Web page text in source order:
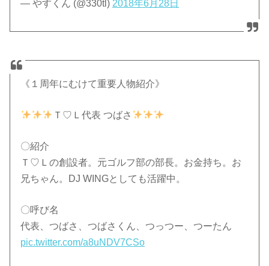
— やすくん (@330tl) 2018年6月28日
《１周年にむけて重要人物紹介》
Ｔ♡Ｌ代表 つばさ
〇紹介
Ｔ♡Ｌの創設者。元ゴルフ部の部長。お金持ち。お
兄ちゃん。DJ WINGとしても活躍中。
〇呼び名
代表、つばさ、つばさくん、つっつー、つーたん
pic.twitter.com/a8uNDV7CSo